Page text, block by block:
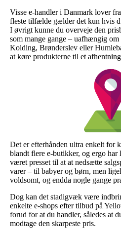
Visse e-handler i Danmark lover
fleste tilfælde gælder det kun hvis
I øvrigt kunne du overveje den
som mange gange – uafhængig
Kolding, Brønderslev eller
at køre produkterne til et
Det er efterhånden ultra enkelt for
blandt flere e-butikker, og ergo har
været presset til at at nedsætte
varer – til babyer og børn, men
voldsomt, og endda nogle gange
Dog kan det stadigvæk være
enkelte e-shops efter tilbud på
forud for at du handler, således at
modtage den skarpeste pris.